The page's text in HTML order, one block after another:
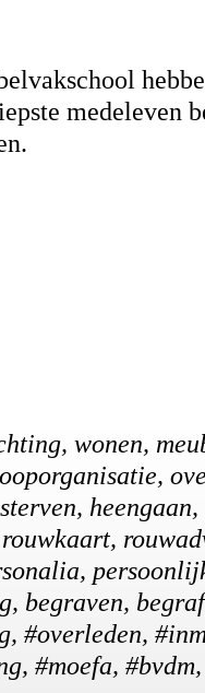
medeleven
wonen,
heengaan,
begraven,
#overleden,
#moefa,